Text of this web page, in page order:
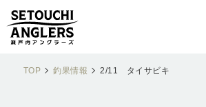
TOP 釣果情報 2/11 タイサビキ